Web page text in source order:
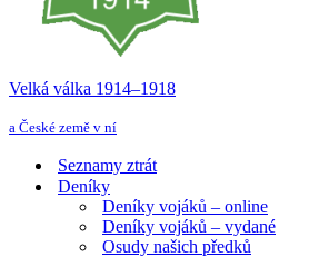
Velká válka 1914–⁠⁠⁠⁠⁠⁠1918
a České země v ní
Seznamy ztrát
Deníky
Deníky vojáků – online
Deníky vojáků – vydané
Osudy našich předků